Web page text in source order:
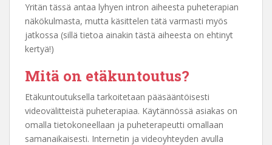
Yritän tässä antaa lyhyen intron aiheesta puheterapian
näkökulmasta, mutta käsittelen tätä varmasti myös
jatkossa (sillä tietoa ainakin tästä aiheesta on ehtinyt
kertyä!)
Mitä on etäkuntoutus?
Etäkuntoutuksella tarkoitetaan pääsääntöisesti
videovälitteistä puheterapiaa. Käytännössä asiakas on
omalla tietokoneellaan ja puheterapeutti omallaan
samanaikaisesti. Internetin ja videoyhteyden avulla